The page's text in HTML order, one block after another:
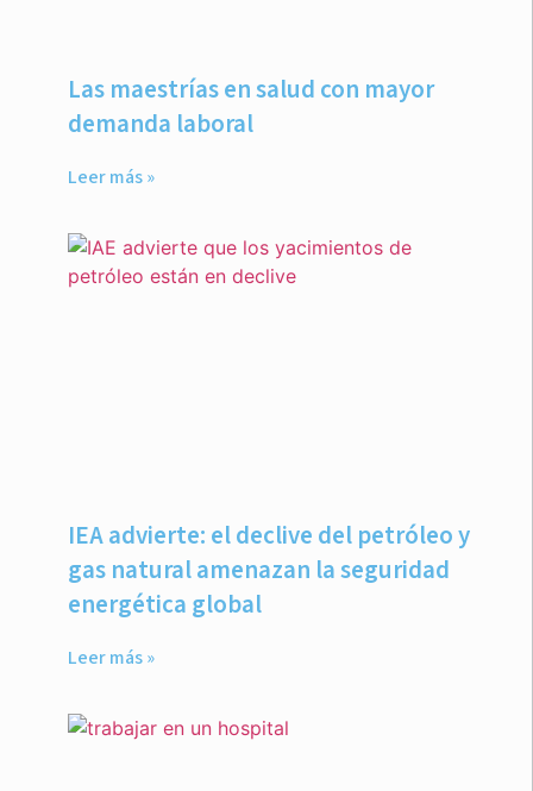
Las maestrías en salud con mayor
demanda laboral
Leer más »
IEA advierte: el declive del petróleo y
gas natural amenazan la seguridad
energética global
Leer más »